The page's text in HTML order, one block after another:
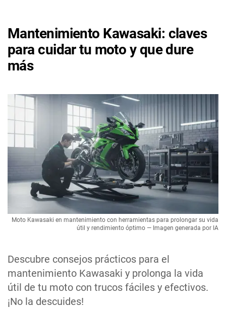
Mantenimiento Kawasaki: claves
para cuidar tu moto y que dure
más
Descubre consejos prácticos para el
mantenimiento Kawasaki y prolonga la vida
útil de tu moto con trucos fáciles y efectivos.
¡No la descuides!
Moto Kawasaki en mantenimiento con herramientas para prolongar su vida
útil y rendimiento óptimo — Imagen generada por IA